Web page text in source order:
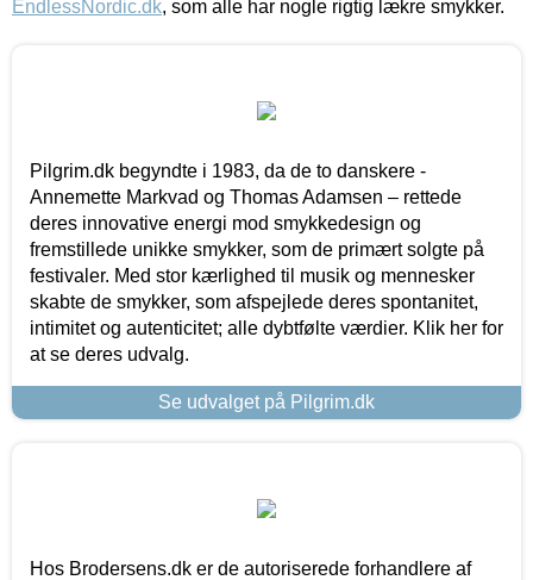
EndlessNordic.dk, som alle har nogle rigtig lækre smykker.
Pilgrim.dk begyndte i 1983, da de to danskere -
Annemette Markvad og Thomas Adamsen – rettede
deres innovative energi mod smykkedesign og
fremstillede unikke smykker, som de primært solgte på
festivaler. Med stor kærlighed til musik og mennesker
skabte de smykker, som afspejlede deres spontanitet,
intimitet og autenticitet; alle dybtfølte værdier. Klik her for
at se deres udvalg.
Se udvalget på Pilgrim.dk
Hos Brodersens.dk er de autoriserede forhandlere af